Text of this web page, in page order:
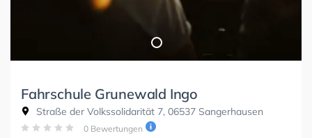
Fahrschule Grunewald Ingo
Straße der Volkssolidarität 7, 06537 Sangerhausen
0 Bewertungen